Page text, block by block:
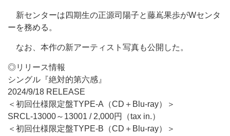
新センターは四期生の正源司陽子と藤嶌果歩がWセンタ
ーを務める。
なお、本作の新アーティスト写真も公開した。
◎リリース情報
シングル『絶対的第六感』
2024/9/18 RELEASE
＜初回仕様限定盤TYPE-A（CD＋Blu-ray）＞
SRCL-13000～13001 / 2,000円（tax in.）
＜初回仕様限定盤TYPE-B（CD＋Blu-ray）＞